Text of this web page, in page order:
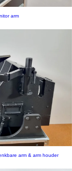
arm
arm & arm houder